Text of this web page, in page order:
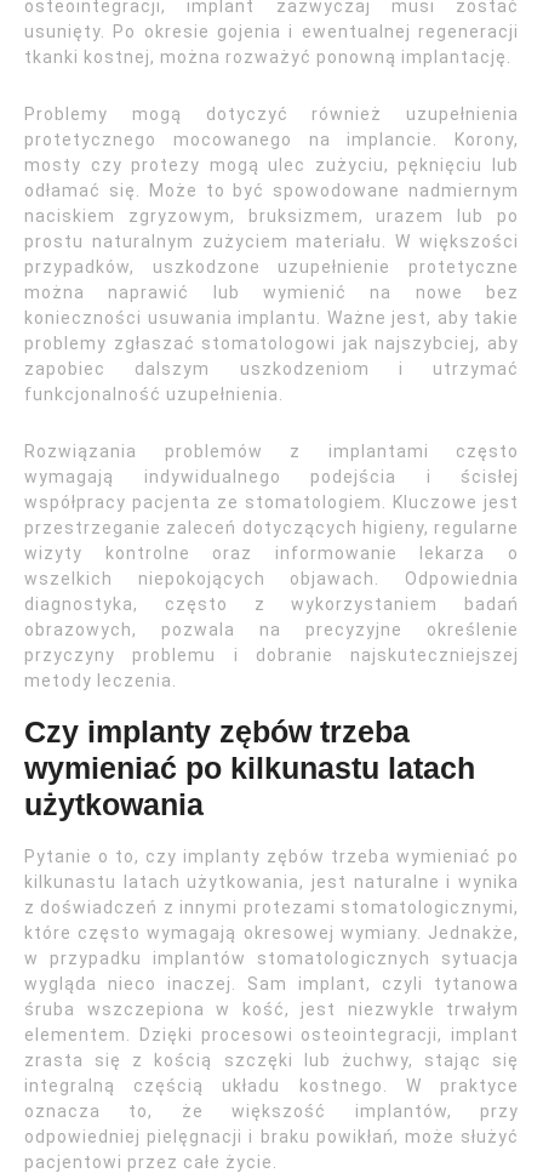
osteointegracji, implant zazwyczaj musi zostać
usunięty. Po okresie gojenia i ewentualnej regeneracji
tkanki kostnej, można rozważyć ponowną implantację.
Problemy mogą dotyczyć również uzupełnienia
protetycznego mocowanego na implancie. Korony,
mosty czy protezy mogą ulec zużyciu, pęknięciu lub
odłamać się. Może to być spowodowane nadmiernym
naciskiem zgryzowym, bruksizmem, urazem lub po
prostu naturalnym zużyciem materiału. W większości
przypadków, uszkodzone uzupełnienie protetyczne
można naprawić lub wymienić na nowe bez
konieczności usuwania implantu. Ważne jest, aby takie
problemy zgłaszać stomatologowi jak najszybciej, aby
zapobiec dalszym uszkodzeniom i utrzymać
funkcjonalność uzupełnienia.
Rozwiązania problemów z implantami często
wymagają indywidualnego podejścia i ścisłej
współpracy pacjenta ze stomatologiem. Kluczowe jest
przestrzeganie zaleceń dotyczących higieny, regularne
wizyty kontrolne oraz informowanie lekarza o
wszelkich niepokojących objawach. Odpowiednia
diagnostyka, często z wykorzystaniem badań
obrazowych, pozwala na precyzyjne określenie
przyczyny problemu i dobranie najskuteczniejszej
metody leczenia.
Czy implanty zębów trzeba
wymieniać po kilkunastu latach
użytkowania
Pytanie o to, czy implanty zębów trzeba wymieniać po
kilkunastu latach użytkowania, jest naturalne i wynika
z doświadczeń z innymi protezami stomatologicznymi,
które często wymagają okresowej wymiany. Jednakże,
w przypadku implantów stomatologicznych sytuacja
wygląda nieco inaczej. Sam implant, czyli tytanowa
śruba wszczepiona w kość, jest niezwykle trwałym
elementem. Dzięki procesowi osteointegracji, implant
zrasta się z kością szczęki lub żuchwy, stając się
integralną częścią układu kostnego. W praktyce
oznacza to, że większość implantów, przy
odpowiedniej pielęgnacji i braku powikłań, może służyć
pacjentowi przez całe życie.